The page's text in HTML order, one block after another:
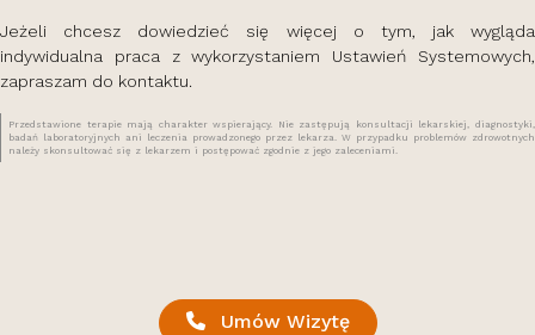
Jeżeli chcesz dowiedzieć się więcej o tym, jak wygląda
indywidualna praca z wykorzystaniem Ustawień Systemowych,
zapraszam do kontaktu.
Przedstawione terapie mają charakter wspierający. Nie zastępują konsultacji lekarskiej, diagnostyki,
badań laboratoryjnych ani leczenia prowadzonego przez lekarza. W przypadku problemów zdrowotnych
należy skonsultować się z lekarzem i postępować zgodnie z jego zaleceniami.
Umów Wizytę